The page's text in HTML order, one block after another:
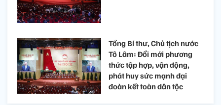
Tổng Bí thư, Chủ tịch nước
Tô Lâm: Đổi mới phương
thức tập hợp, vận động,
phát huy sức mạnh đại
đoàn kết toàn dân tộc